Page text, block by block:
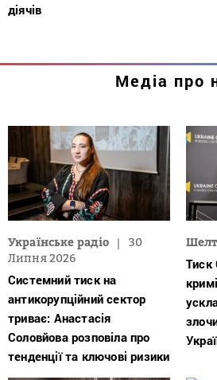
діячів
Медіа про
Українське радіо
30
Липня 2026
Системний тиск на
антикорупційний сектор
триває: Анастасія
Соловйова розповіла про
тенденції та ключові ризики